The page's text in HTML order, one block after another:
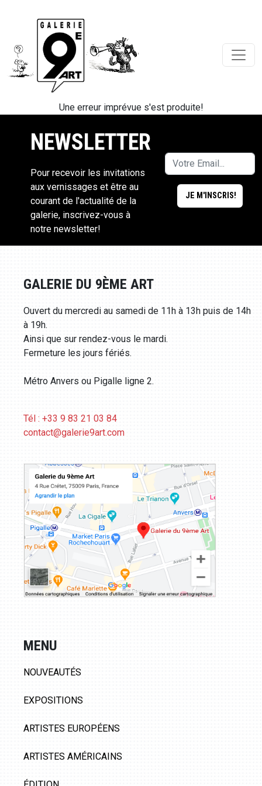
Une erreur imprévue s'est produite!
NEWSLETTER
Pour recevoir les invitations
aux vernissages et être au
courant de l'actualité de la
galerie, inscrivez-vous à
notre newsletter!
GALERIE DU 9ÈME ART
Ouvert du mercredi au samedi de 11h à 13h puis de 14h
à 19h.
Ainsi que sur rendez-vous le mardi.
Fermeture les jours fériés.
Métro Anvers ou Pigalle ligne 2.
Tél : +33 9 83 21 03 84
contact@galerie9art.com
MENU
NOUVEAUTÉS
EXPOSITIONS
ARTISTES EUROPÉENS
ARTISTES AMÉRICAINS